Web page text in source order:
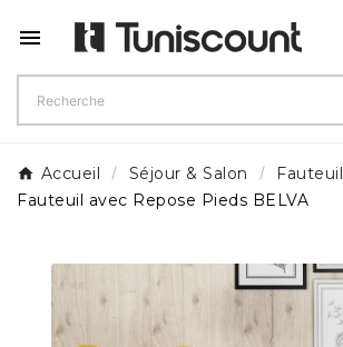

Accueil Séjour & Salon
Fauteuil
Fauteuil avec Repose Pieds BELVA